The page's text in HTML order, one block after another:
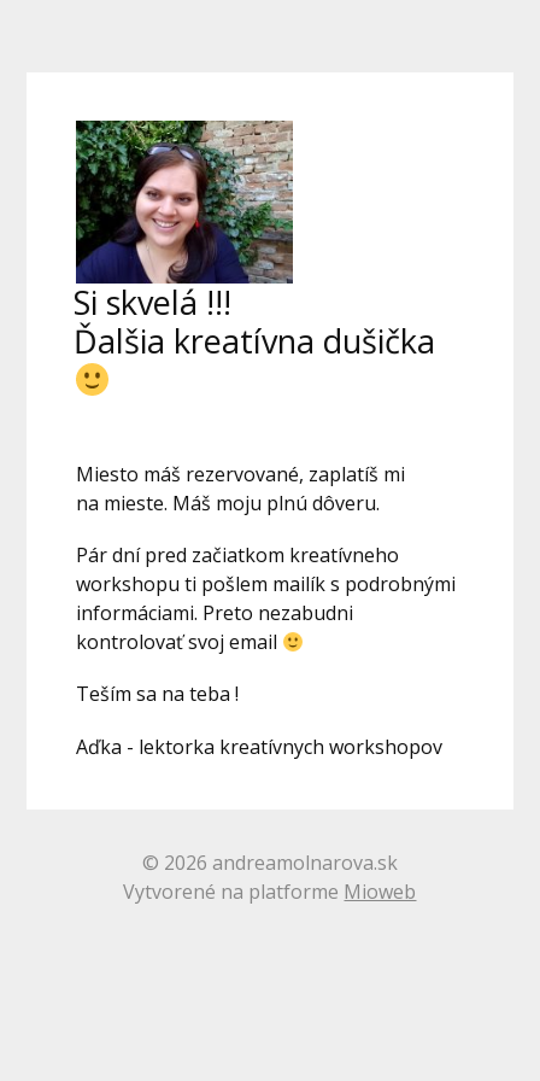
Si skvelá !!!
Ďalšia kreatívna dušička
Miesto máš rezervované, zaplatíš mi
na mieste. Máš moju plnú dôveru.
Pár dní pred začiatkom kreatívneho
workshopu ti pošlem mailík s podrobnými
informáciami. Preto nezabudni
kontrolovať svoj email
Teším sa na teba !
Aďka - lektorka kreatívnych workshopov
© 2026 andreamolnarova.sk
Vytvorené na platforme Mioweb